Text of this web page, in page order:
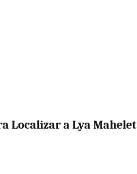
Localizar a Lya Mahelet